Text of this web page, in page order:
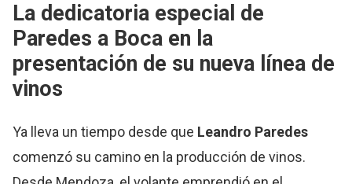
La dedicatoria especial de
Paredes a Boca en la
presentación de su nueva línea de
vinos
Ya lleva un tiempo desde que Leandro Paredes
comenzó su camino en la producción de vinos.